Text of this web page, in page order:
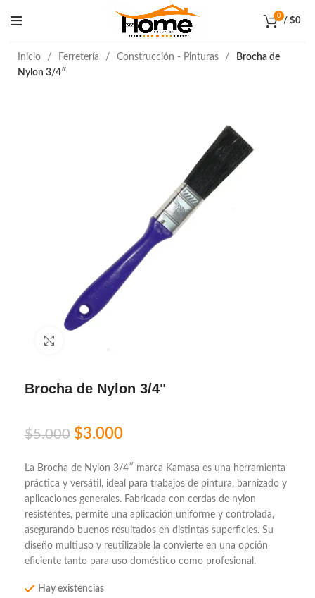
0
/ $0
Inicio Ferretería Construcción - Pinturas
Brocha de
Nylon 3/4″
Brocha de Nylon 3/4"
$5.000 $3.000
La Brocha de Nylon 3/4″ marca Kamasa es una herramienta
práctica y versátil, ideal para trabajos de pintura, barnizado y
aplicaciones generales. Fabricada con cerdas de nylon
resistentes, permite una aplicación uniforme y controlada,
asegurando buenos resultados en distintas superficies. Su
diseño multiuso y reutilizable la convierte en una opción
eficiente tanto para uso doméstico como profesional.
Hay existencias